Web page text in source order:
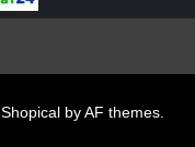
Shopical by AF themes.